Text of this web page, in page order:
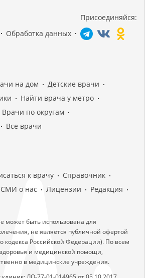
Обработка данных
Присоединяйся:
на дом
Детские врачи
Найти врача у метро
Врачи по округам
Все врачи
к врачу
Справочник
СМИ о нас Лицензии
Редакция
может быть использована для
не является публичной офертой
кодекса Российской Федерации). По всем
и медицинской помощи,
в медицинские учреждения.